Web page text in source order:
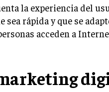
la experiencia del
sea rápida y que se
acceden a